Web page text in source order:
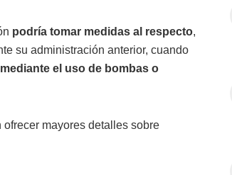
podría tomar medidas al respecto,
su administración anterior, cuando
el uso de bombas o
ofrecer mayores detalles sobre